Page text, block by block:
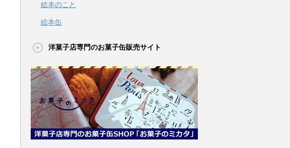
絵本のこと
絵本缶
洋菓子店専門のお菓子缶販売サイト